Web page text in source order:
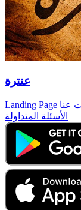
عنترة
Landing Page عنا
الأسئلة المتداولة